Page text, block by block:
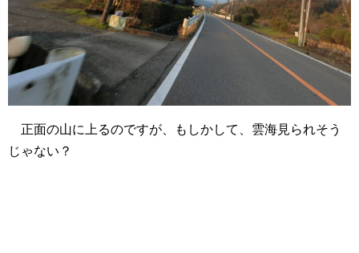
正面の山に上るのですが、もしかして、雲海見られそう
じゃない？